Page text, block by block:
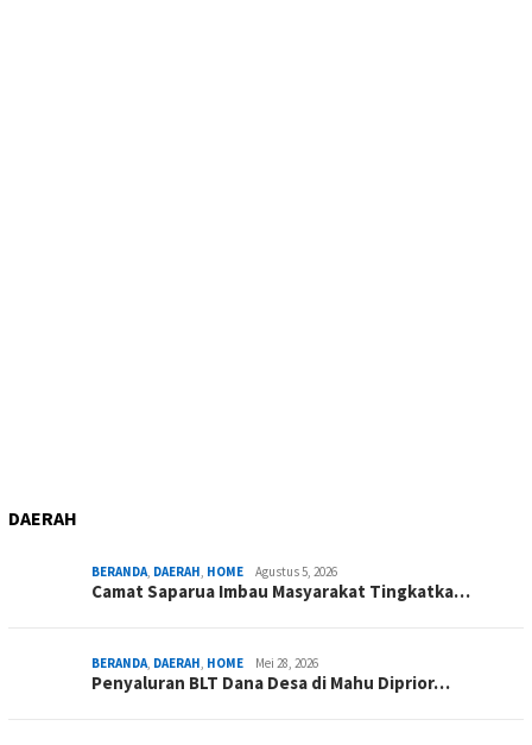
DAERAH
BERANDA, DAERAH, HOME Agustus 5, 2026
Camat Saparua Imbau Masyarakat Tingkatka…
BERANDA, DAERAH, HOME Mei 28, 2026
Penyaluran BLT Dana Desa di Mahu Diprior…